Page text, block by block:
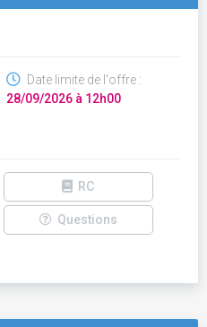
Date limite de l'offre :
28/09/2026 à 12h00
RC
Questions